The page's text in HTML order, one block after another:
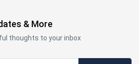
& More
thoughts to your inbox